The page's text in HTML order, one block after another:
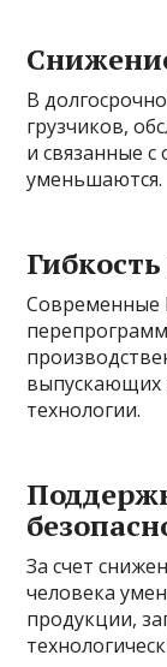
В
грузчиков,
и связанные
уменьшаются.
Современные
выпускающих
технологии.
За счет
человека
продукции,